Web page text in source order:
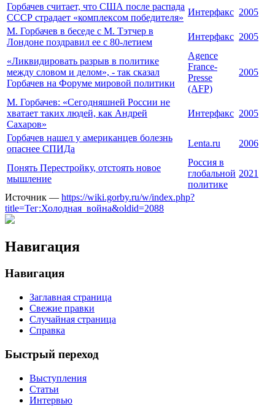
Горбачев считает, что США после распада
СССР страдает «комплексом победителя»
Интерфакс 2005
М. Горбачев в беседе с М. Тэтчер в
Лондоне поздравил ее с 80-летием
Интерфакс 2005
«Ликвидировать разрыв в политике
между словом и делом», - так сказал
Горбачев на Форуме мировой политики
Agence
France-
Presse
(AFP)
2005
М. Горбачев: «Сегодняшней России не
хватает таких людей, как Андрей
Сахаров»
Интерфакс 2005
Горбачев нашел у американцев болезнь
опаснее СПИДа
Lenta.ru 2006
Понять Перестройку, отстоять новое
мышление
Россия в
глобальной
политике
2021
Источник — https://wiki.gorby.ru/w/index.php?
title=Тег:Холодная_война&oldid=2088
Навигация
Навигация
Заглавная страница
Свежие правки
Случайная страница
Справка
Быстрый переход
Выступления
Статьи
Интервью